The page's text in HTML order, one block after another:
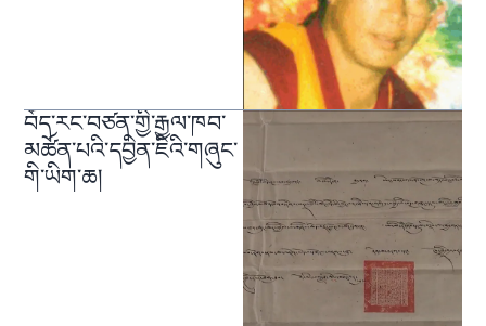
བོད་རང་བཙན་གྱི་རྒྱལ་ཁབ་
མཚོན་པའི་དབྱིན་ཇིའི་གཞུང་
གི་ཡིག་ཆ།